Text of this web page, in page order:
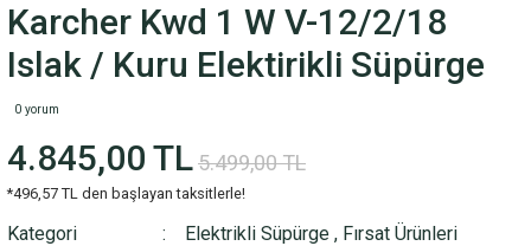
Karcher Kwd 1 W V-12/2/18
Islak / Kuru Elektirikli Süpürge
0 yorum
4.845,00 TL5.499,00 TL
*496,57 TL den başlayan taksitlerle!
Kategori Elektrikli Süpürge , Fırsat Ürünleri